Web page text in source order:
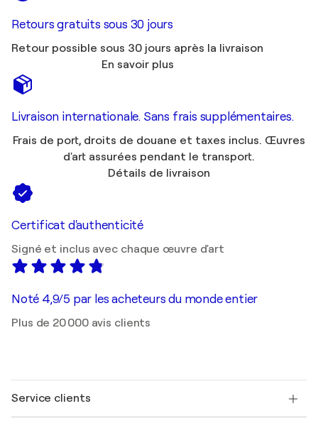
Retours gratuits sous 30 jours
Retour possible sous 30 jours après la livraison
En savoir plus
Livraison internationale. Sans frais supplémentaires.
Frais de port, droits de douane et taxes inclus. Œuvres
d'art assurées pendant le transport.
Détails de livraison
Certificat d'authenticité
Signé et inclus avec chaque œuvre d'art
Noté 4,9/5 par les acheteurs du monde entier
Plus de 20 000 avis clients
Service clients